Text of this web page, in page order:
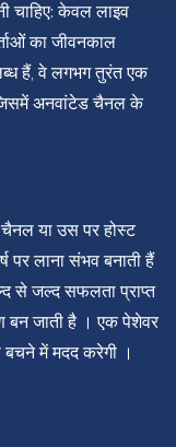
चाहिए: केवल लाइव
का जीवनकाल
हैं, वे लगभग तुरंत एक
जिसमें अनवांटेड चैनल के
या उस पर होस्ट
पर लाना संभव बनाती हैं
से जल्द सफलता प्राप्त
बन जाती है । एक पेशेवर
में मदद करेगी ।